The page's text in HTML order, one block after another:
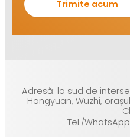
Adresă: la sud de
Hongyuan, Wuzhi,
Tel./